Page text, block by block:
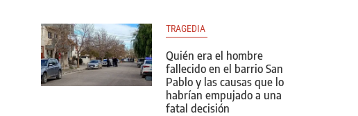
TRAGEDIA
Quién era el hombre
fallecido en el barrio San
Pablo y las causas que lo
habrían empujado a una
fatal decisión